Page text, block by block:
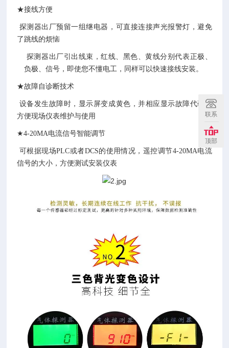
★接线方便
探测器出厂预留一组继电器，可直接连接声光报警灯，避免
了跳线的烦恼
探测器出厂引出线束，红线、黑色、黄线分别代表正极、
负极、信号，即使您不懂电工，同样可以快速接线安装。
★故障自诊断技术
设备发生故障时，显示屏变成黄色，并相应显示故障代码，
方便现场仪表维护与使用
★4-20MA电流信号智能调节
可根据现场PLC或者DCS的使用情况，遥控调节4-20MA电流
信号的大小，方便测试安装仪表
联系
顶部